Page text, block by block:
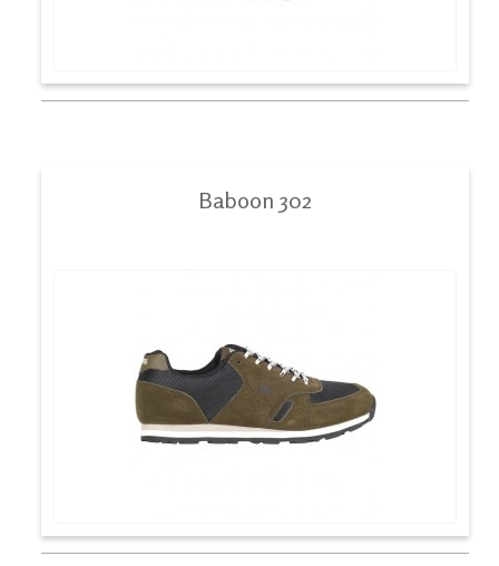
Baboon 302